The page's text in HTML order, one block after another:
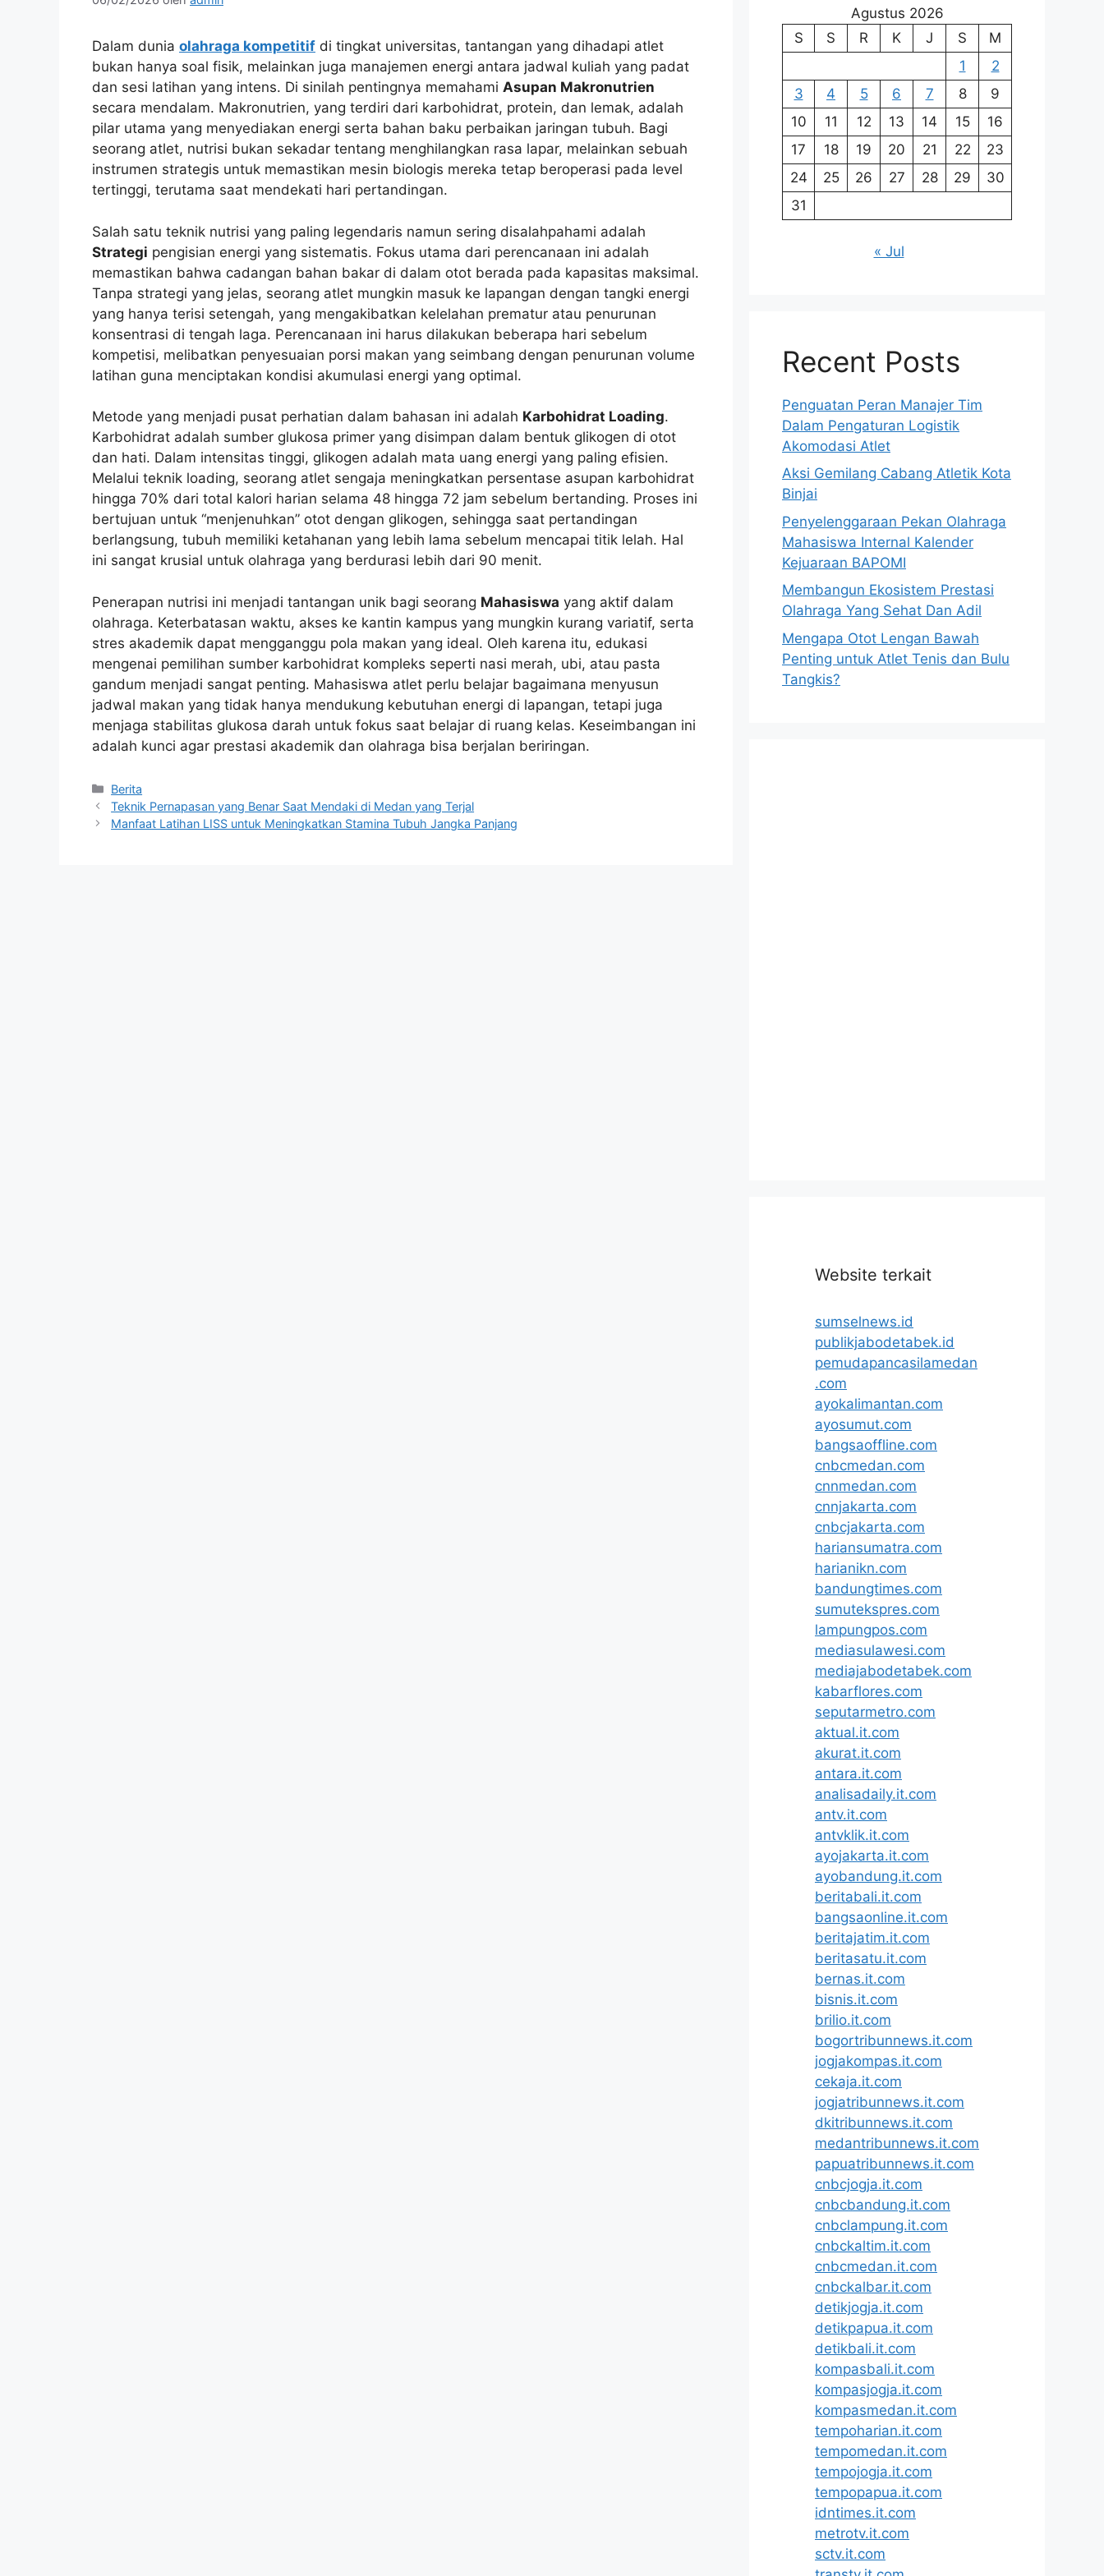
Dalam dunia olahraga kompetitif di tingkat universitas, tantangan yang dihadapi atlet
bukan hanya soal fisik, melainkan juga manajemen energi antara jadwal kuliah yang padat
dan sesi latihan yang intens. Di sinilah pentingnya memahami Asupan Makronutrien
secara mendalam. Makronutrien, yang terdiri dari karbohidrat, protein, dan lemak, adalah
pilar utama yang menyediakan energi serta bahan baku perbaikan jaringan tubuh. Bagi
seorang atlet, nutrisi bukan sekadar tentang menghilangkan rasa lapar, melainkan sebuah
instrumen strategis untuk memastikan mesin biologis mereka tetap beroperasi pada level
tertinggi, terutama saat mendekati hari pertandingan.
Salah satu teknik nutrisi yang paling legendaris namun sering disalahpahami adalah
Strategi pengisian energi yang sistematis. Fokus utama dari perencanaan ini adalah
memastikan bahwa cadangan bahan bakar di dalam otot berada pada kapasitas maksimal.
Tanpa strategi yang jelas, seorang atlet mungkin masuk ke lapangan dengan tangki energi
yang hanya terisi setengah, yang mengakibatkan kelelahan prematur atau penurunan
konsentrasi di tengah laga. Perencanaan ini harus dilakukan beberapa hari sebelum
kompetisi, melibatkan penyesuaian porsi makan yang seimbang dengan penurunan volume
latihan guna menciptakan kondisi akumulasi energi yang optimal.
Metode yang menjadi pusat perhatian dalam bahasan ini adalah Karbohidrat Loading.
Karbohidrat adalah sumber glukosa primer yang disimpan dalam bentuk glikogen di otot
dan hati. Dalam intensitas tinggi, glikogen adalah mata uang energi yang paling efisien.
Melalui teknik loading, seorang atlet sengaja meningkatkan persentase asupan karbohidrat
hingga 70% dari total kalori harian selama 48 hingga 72 jam sebelum bertanding. Proses ini
bertujuan untuk “menjenuhkan” otot dengan glikogen, sehingga saat pertandingan
berlangsung, tubuh memiliki ketahanan yang lebih lama sebelum mencapai titik lelah. Hal
ini sangat krusial untuk olahraga yang berdurasi lebih dari 90 menit.
Penerapan nutrisi ini menjadi tantangan unik bagi seorang Mahasiswa yang aktif dalam
olahraga. Keterbatasan waktu, akses ke kantin kampus yang mungkin kurang variatif, serta
stres akademik dapat mengganggu pola makan yang ideal. Oleh karena itu, edukasi
mengenai pemilihan sumber karbohidrat kompleks seperti nasi merah, ubi, atau pasta
gandum menjadi sangat penting. Mahasiswa atlet perlu belajar bagaimana menyusun
jadwal makan yang tidak hanya mendukung kebutuhan energi di lapangan, tetapi juga
menjaga stabilitas glukosa darah untuk fokus saat belajar di ruang kelas. Keseimbangan ini
adalah kunci agar prestasi akademik dan olahraga bisa berjalan beriringan.
Kategori
Berita
Teknik Pernapasan yang Benar Saat Mendaki di Medan yang Terjal
Manfaat Latihan LISS untuk Meningkatkan Stamina Tubuh Jangka Panjang
Agustus 2026
S
S R K J S
M
1
2
3
4 5 6 7 8
9
10
11 12 13 14 15
16
17
18 19 20 21 22
23
24
25 26 27 28 29
30
31
« Jul
Recent Posts
Penguatan Peran Manajer Tim
Dalam Pengaturan Logistik
Akomodasi Atlet
Aksi Gemilang Cabang Atletik Kota
Binjai
Penyelenggaraan Pekan Olahraga
Mahasiswa Internal Kalender
Kejuaraan BAPOMI
Membangun Ekosistem Prestasi
Olahraga Yang Sehat Dan Adil
Mengapa Otot Lengan Bawah
Penting untuk Atlet Tenis dan Bulu
Tangkis?
Website terkait
sumselnews.id
publikjabodetabek.id
pemudapancasilamedan
.com
ayokalimantan.com
ayosumut.com
bangsaoffline.com
cnbcmedan.com
cnnmedan.com
cnnjakarta.com
cnbcjakarta.com
hariansumatra.com
harianikn.com
bandungtimes.com
sumutekspres.com
lampungpos.com
mediasulawesi.com
mediajabodetabek.com
kabarflores.com
seputarmetro.com
aktual.it.com
akurat.it.com
antara.it.com
analisadaily.it.com
antv.it.com
antvklik.it.com
ayojakarta.it.com
ayobandung.it.com
beritabali.it.com
bangsaonline.it.com
beritajatim.it.com
beritasatu.it.com
bernas.it.com
bisnis.it.com
brilio.it.com
bogortribunnews.it.com
jogjakompas.it.com
cekaja.it.com
jogjatribunnews.it.com
dkitribunnews.it.com
medantribunnews.it.com
papuatribunnews.it.com
cnbcjogja.it.com
cnbcbandung.it.com
cnbclampung.it.com
cnbckaltim.it.com
cnbcmedan.it.com
cnbckalbar.it.com
detikjogja.it.com
detikpapua.it.com
detikbali.it.com
kompasbali.it.com
kompasjogja.it.com
kompasmedan.it.com
tempoharian.it.com
tempomedan.it.com
tempojogja.it.com
tempopapua.it.com
idntimes.it.com
metrotv.it.com
sctv.it.com